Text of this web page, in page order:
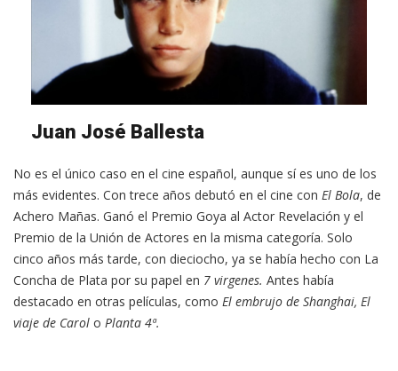
Juan José Ballesta
No es el único caso en el cine español, aunque sí es uno de los
más evidentes. Con trece años debutó en el cine con El Bola, de
Achero Mañas. Ganó el Premio Goya al Actor Revelación y el
Premio de la Unión de Actores en la misma categoría. Solo
cinco años más tarde, con dieciocho, ya se había hecho con La
Concha de Plata por su papel en 7 virgenes. Antes había
destacado en otras películas, como El embrujo de Shanghai, El
viaje de Carol o Planta 4ª.